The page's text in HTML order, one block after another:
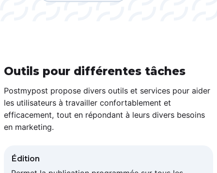
Outils pour différentes tâches
Postmypost propose divers outils et services pour aider
les utilisateurs à travailler confortablement et
efficacement, tout en répondant à leurs divers besoins
en marketing.
Édition